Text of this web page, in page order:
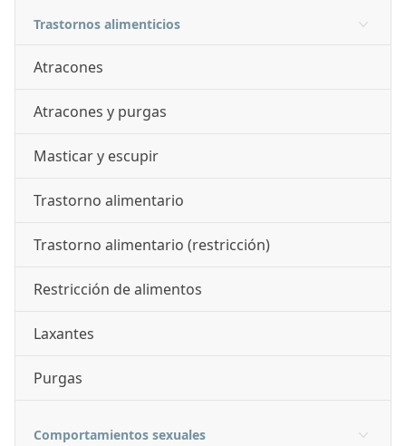
Trastornos alimenticios
Atracones
Atracones y purgas
Masticar y escupir
Trastorno alimentario
Trastorno alimentario (restricción)
Restricción de alimentos
Laxantes
Purgas
Comportamientos sexuales